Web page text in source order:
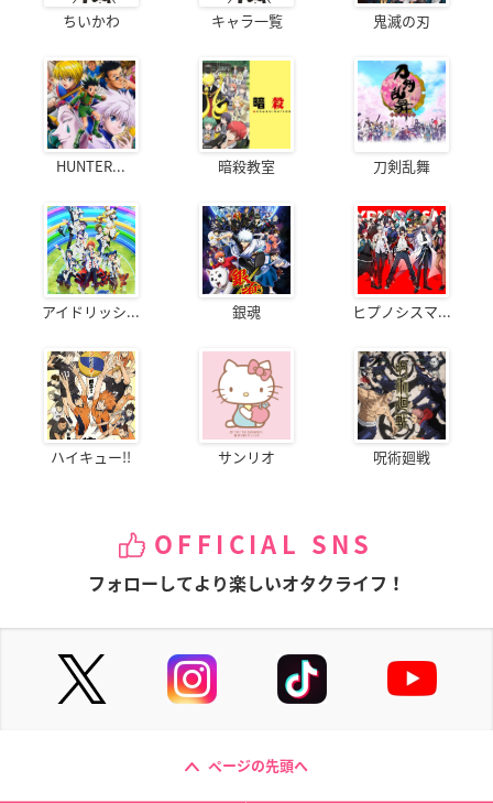
ちいかわ キャラ一覧 鬼滅の刃
HUNTER... 暗殺教室 刀剣乱舞
アイドリッシ... 銀魂 ヒプノシスマ...
ハイキュー!! サンリオ 呪術廻戦
OFFICIAL SNS
フォローしてより楽しいオタクライフ！
ページの先頭へ